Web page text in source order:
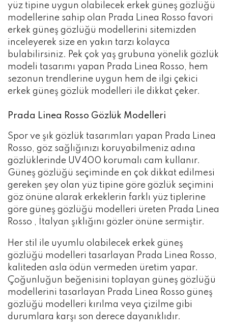
yüz tipine uygun olabilecek erkek güneş gözlüğü
modellerine sahip olan Prada Linea Rosso favori
erkek güneş gözlüğü modellerini sitemizden
inceleyerek size en yakın tarzı kolayca
bulabilirsiniz. Pek çok yaş grubuna yönelik gözlük
modeli tasarımı yapan Prada Linea Rosso, hem
sezonun trendlerine uygun hem de ilgi çekici
erkek güneş gözlük modelleri ile dikkat çeker.
Prada Linea Rosso Gözlük Modelleri
Spor ve şık gözlük tasarımları yapan Prada Linea
Rosso, göz sağlığınızı koruyabilmeniz adına
gözlüklerinde UV400 korumalı cam kullanır.
Güneş gözlüğü seçiminde en çok dikkat edilmesi
gereken şey olan yüz tipine göre gözlük seçimini
göz önüne alarak erkeklerin farklı yüz tiplerine
göre güneş gözlüğü modelleri üreten Prada Linea
Rosso , İtalyan şıklığını gözler önüne sermiştir.
Her stil ile uyumlu olabilecek erkek güneş
gözlüğü modelleri tasarlayan Prada Linea Rosso,
kaliteden asla ödün vermeden üretim yapar.
Çoğunluğun beğenisini toplayan güneş gözlüğü
modellerini tasarlayan Prada Linea Rosso güneş
gözlüğü modelleri kırılma veya çizilme gibi
durumlara karşı son derece dayanıklıdır.